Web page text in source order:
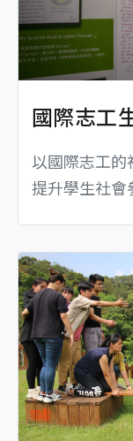
國際志工
以國際志工的
提升學生社會